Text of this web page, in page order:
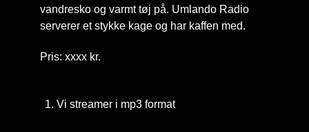
vandresko og varmt tøj på. Umlando Radio
serverer et stykke kage og har kaffen med.
Pris: xxxx kr.
Vi streamer i mp3 format